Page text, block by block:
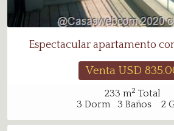
Espectacular apartamento
Venta USD
233 m2 Total
3 Dorm 3 Baños 2